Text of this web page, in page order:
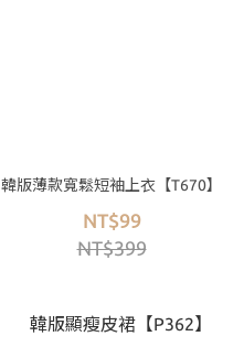
韓版薄款寬鬆短袖上衣【T670】
NT$99
NT$399